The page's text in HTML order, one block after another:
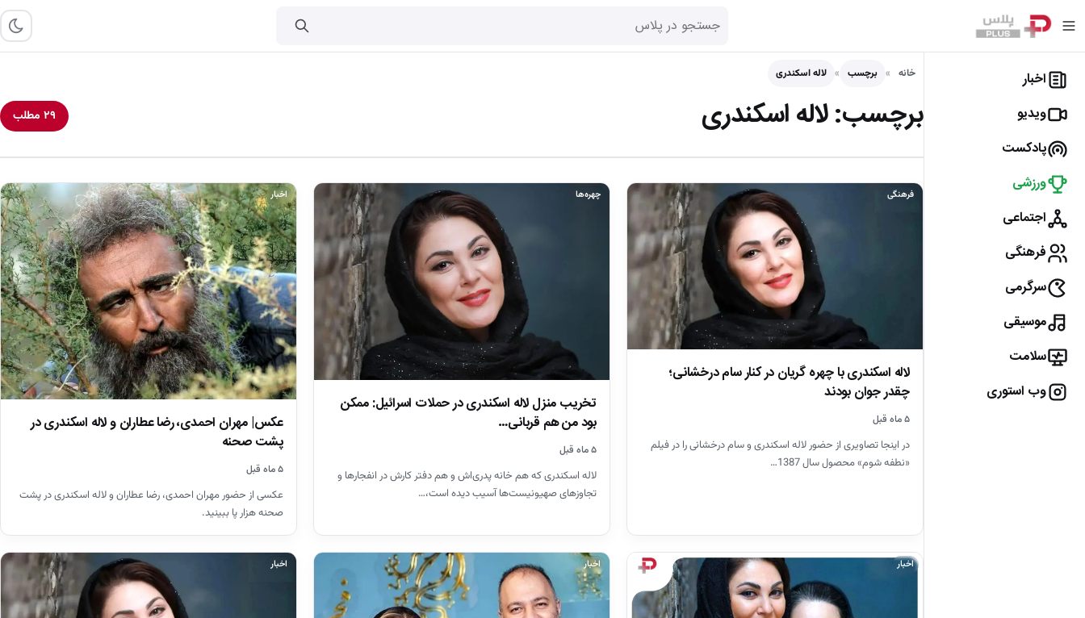
اخبار
ویدیو
پادکست
ورزشی
اجتماعی
فرهنگی
سرگرمی
موسیقی
سلامت
وب استوری
خانه برچسب لاله اسکندری
برچسب:لاله اسکندری ۲۹ مطلب
فرهنگی
لاله اسکندری با چهره گریان در کنار سام درخشانی؛
چقدر جوان بودند
۵ ماه قبل
در اینجا تصاویری از حضور لاله اسکندری و سام درخشانی را در فیلم
«نطفه شوم» محصول سال 1387…
چهره‌ها
تخریب منزل لاله اسکندری در حملات اسرائیل: ممکن
بود من هم قربانی…
۵ ماه قبل
لاله اسکندری که هم خانه پدری‌اش و هم دفتر کارش در انفجارها و
تجاوزهای صهیونیست‌ها آسیب دیده است،…
اخبار
عکس| مهران احمدی، رضا عطاران و لاله اسکندری در
پشت صحنه
۵ ماه قبل
عکسی از حضور مهران احمدی، رضا عطاران و لاله اسکندری در پشت
صحنه هزار پا ببینید.
اخبار اخبار اخبار